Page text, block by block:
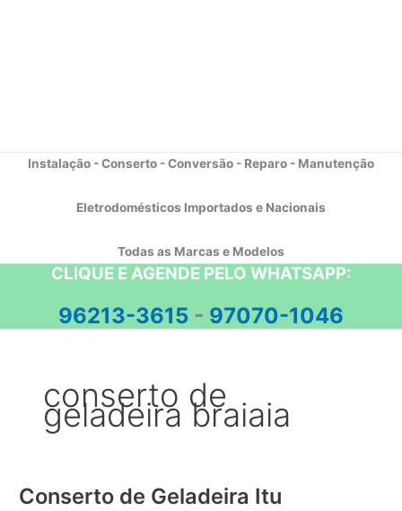
Instalação - Conserto - Conversão - Reparo - Manutenção
Eletrodomésticos Importados e Nacionais
Todas as Marcas e Modelos
CLIQUE E AGENDE PELO WHATSAPP:
96213-3615 - 97070-1046
conserto de
geladeira braiaia
Conserto de Geladeira Itu